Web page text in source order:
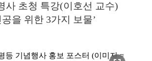
사 초청 특강(이호선 교수)
을 위한 3가지 보물’